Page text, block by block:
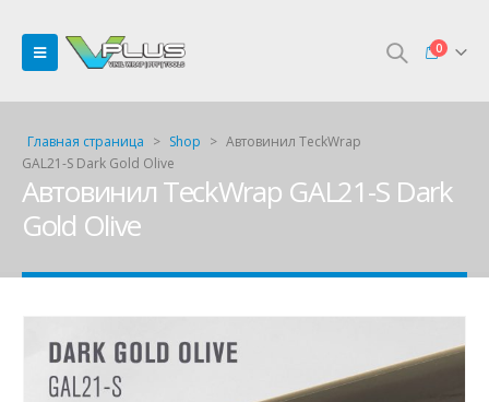
0
Главная страница > Shop > Автовинил TeckWrap
GAL21-S Dark Gold Olive
Автовинил TeckWrap GAL21-S Dark
Gold Olive